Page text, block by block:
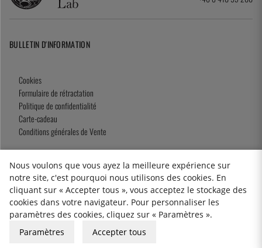
BULLETIN D'INFORMATION
Cookies
Formulaire de rétractation
Politique de confidentialité
Carte-cadeau
Conditions générales de Vente
2026 KitchenLab AB
Nous voulons que vous ayez la meilleure expérience sur
notre site, c'est pourquoi nous utilisons des cookies. En
cliquant sur « Accepter tous », vous acceptez le stockage des
cookies dans votre navigateur. Pour personnaliser les
paramètres des cookies, cliquez sur « Paramètres ».
Paramètres
Accepter tous